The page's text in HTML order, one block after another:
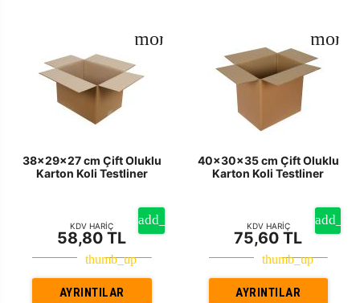
38x29x27 cm Çift Oluklu
Karton Koli Testliner
KDV HARİÇ
58,80 TL
AYRINTILAR
40x30x35 cm Çift Oluklu
Karton Koli Testliner
KDV HARİÇ
75,60 TL
AYRINTILAR